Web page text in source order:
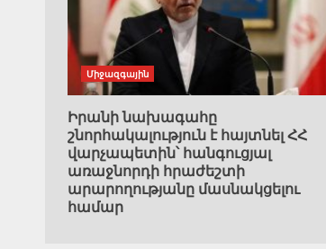
Միջազգային
Իրանի նախագահը
շնորհակալություն է հայտնել ՀՀ
վարչապետին՝ հանգուցյալ
առաջնորդի հրաժեշտի
արարողությանը մասնակցելու
համար